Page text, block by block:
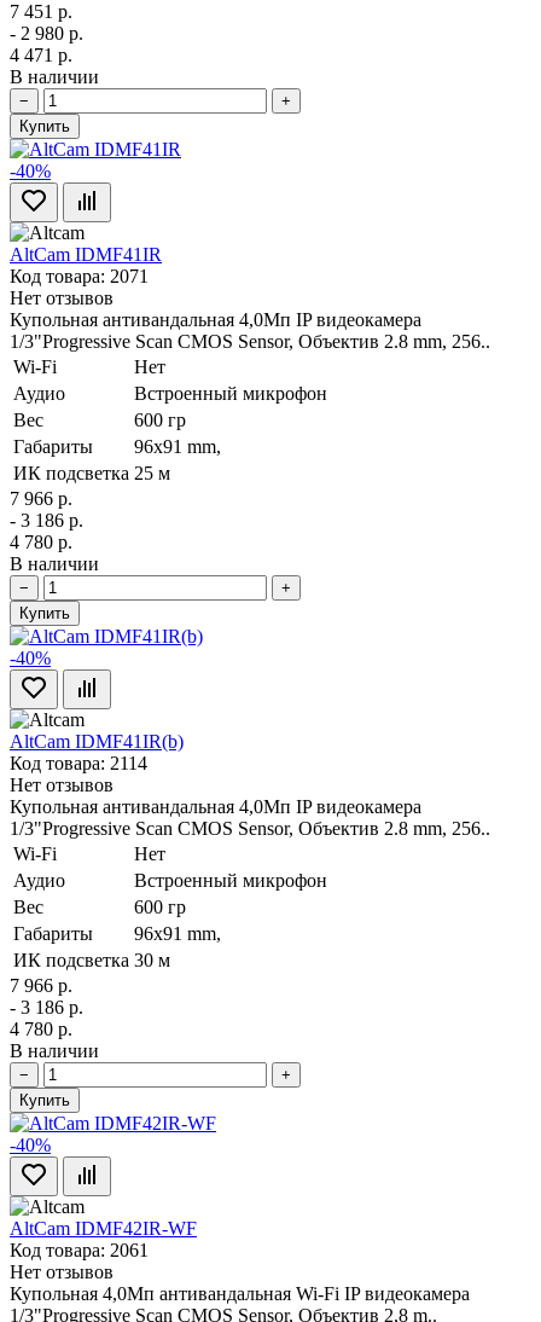
7 451 р.
- 2 980 р.
4 471 р.
В наличии
−
+
Купить
-40%
AltCam IDMF41IR
Код товара: 2071
Нет отзывов
Купольная антивандальная 4,0Мп IP видеокамера
1/3"Progressive Scan CMOS Sensor, Объектив 2.8 mm, 256..
Wi-Fi
Нет
Аудио
Встроенный микрофон
Вес
600 гр
Габариты
96х91 mm,
ИК подсветка 25 м
7 966 р.
- 3 186 р.
4 780 р.
В наличии
−
+
Купить
-40%
AltCam IDMF41IR(b)
Код товара: 2114
Нет отзывов
Купольная антивандальная 4,0Мп IP видеокамера
1/3"Progressive Scan CMOS Sensor, Объектив 2.8 mm, 256..
Wi-Fi
Нет
Аудио
Встроенный микрофон
Вес
600 гр
Габариты
96х91 mm,
ИК подсветка 30 м
7 966 р.
- 3 186 р.
4 780 р.
В наличии
−
+
Купить
-40%
AltCam IDMF42IR-WF
Код товара: 2061
Нет отзывов
Купольная 4,0Мп антивандальная Wi-Fi IP видеокамера
1/3"Progressive Scan CMOS Sensor, Объектив 2,8 m..